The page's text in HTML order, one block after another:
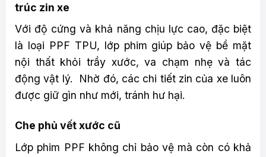
trúc zin xe
Với độ cứng và khả năng chịu lực cao, đặc biệt
là loại PPF TPU, lớp phim giúp bảo vệ bề mặt
nội thất khỏi trầy xước, va chạm nhẹ và tác
động vật lý. Nhờ đó, các chi tiết zin của xe luôn
được giữ gìn như mới, tránh hư hại.
Che phủ vết xước cũ
Lớp phim PPF không chỉ bảo vệ mà còn có khả